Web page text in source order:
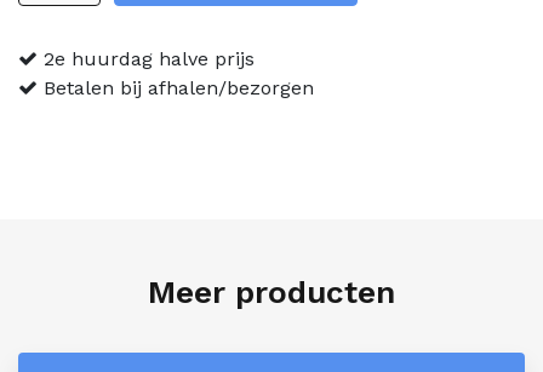
2e huurdag halve prijs
Betalen bij afhalen/bezorgen
Meer producten